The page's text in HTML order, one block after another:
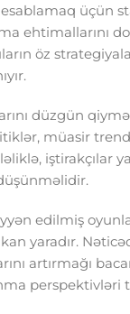
üçün
ehtimallarını
öz
düzgün
müasir
edilmiş
yaradır.
artırmağı
perspektivləri